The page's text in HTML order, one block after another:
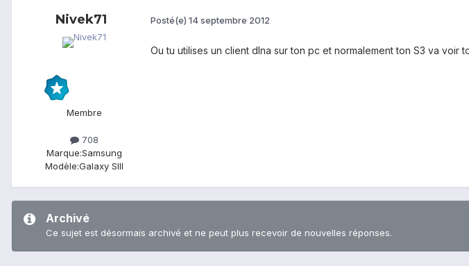
Nivek71
Membre
708
Marque:Samsung
Modèle:Galaxy SIII
Posté(e) 14 septembre 2012
Ou tu utilises un client dlna sur ton pc et normalement ton S3 va voir
Archivé
Ce sujet est désormais archivé et ne peut plus recevoir de nouvelles réponses.